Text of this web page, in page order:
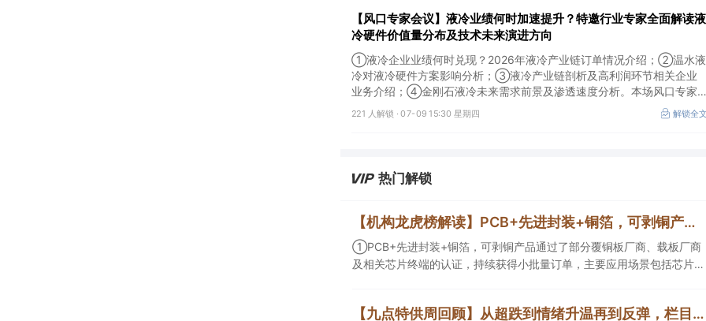
【风口专家会议】液冷业绩何时加速提升？特邀行业专家全面解读液
冷硬件价值量分布及技术未来演进方向
①液冷企业业绩何时兑现？2026年液冷产业链订单情况介绍；②温水液
冷对液冷硬件方案影响分析；③液冷产业链剖析及高利润环节相关企业
业务介绍；④金刚石液冷未来需求前景及渗透速度分析。本场风口专家
会议将于7月9日（周四）19:30举行，特邀行业专家全面解读液冷硬件价
值量分布及技术未来演进方向。
221 人解锁 ·07-09 15:30 星期四 解锁全
热门解锁
【机构龙虎榜解读】PCB+先进封装+铜箔，可剥铜产品通过了部分覆铜板厂商、载板厂商及相关芯片终端的认证，持续获得小批量订单，主要应用场景包括芯片封装光模块用PCB，机构大额净买入这家公司
①PCB+先进封装+铜箔，可剥铜产品通过了部分覆铜板厂商、载板厂商
及相关芯片终端的认证，持续获得小批量订单，主要应用场景包括芯片封
具备承接细胞与基因治疗产品商业化受托生产的合规资质，这家公司获净
【九点特供周回顾】从超跌到情绪升温再到反弹，栏目梳理AI应用题材逻辑，AI教育人气公司解读后获4连板